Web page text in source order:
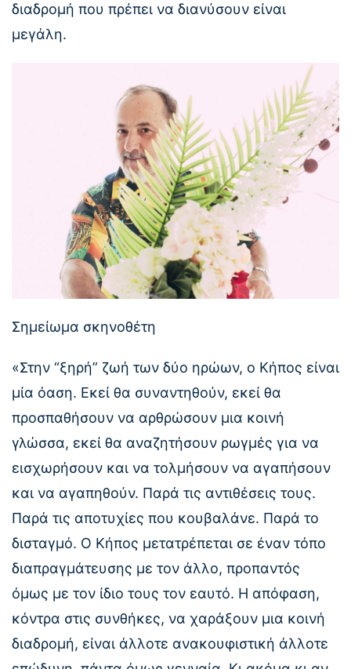
διαδρομή που πρέπει να διανύσουν είναι
μεγάλη.
Σημείωμα σκηνοθέτη
«Στην “ξηρή” ζωή των δύο ηρώων, ο Κήπος είναι
μία όαση. Εκεί θα συναντηθούν, εκεί θα
προσπαθήσουν να αρθρώσουν μια κοινή
γλώσσα, εκεί θα αναζητήσουν ρωγμές για να
εισχωρήσουν και να τολμήσουν να αγαπήσουν
και να αγαπηθούν. Παρά τις αντιθέσεις τους.
Παρά τις αποτυχίες που κουβαλάνε. Παρά το
δισταγμό. Ο Κήπος μετατρέπεται σε έναν τόπο
διαπραγμάτευσης με τον άλλο, προπαντός
όμως με τον ίδιο τους τον εαυτό. Η απόφαση,
κόντρα στις συνθήκες, να χαράξουν μια κοινή
διαδρομή, είναι άλλοτε ανακουφιστική άλλοτε